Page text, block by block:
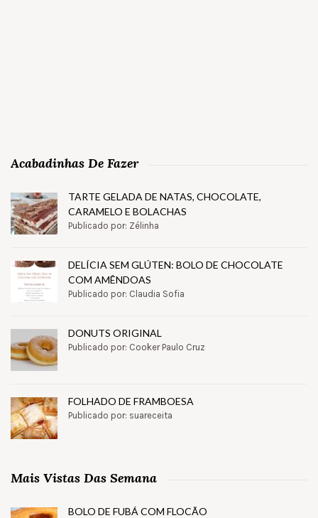
Acabadinhas De Fazer
TARTE GELADA DE NATAS, CHOCOLATE,
CARAMELO E BOLACHAS
Publicado por: Zélinha
DELÍCIA SEM GLÚTEN: BOLO DE CHOCOLATE
COM AMÊNDOAS
Publicado por: Claudia Sofia
DONUTS ORIGINAL
Publicado por: Cooker Paulo Cruz
FOLHADO DE FRAMBOESA
Publicado por: suareceita
Mais Vistas Das Semana
BOLO DE FUBÁ COM FLOCÃO